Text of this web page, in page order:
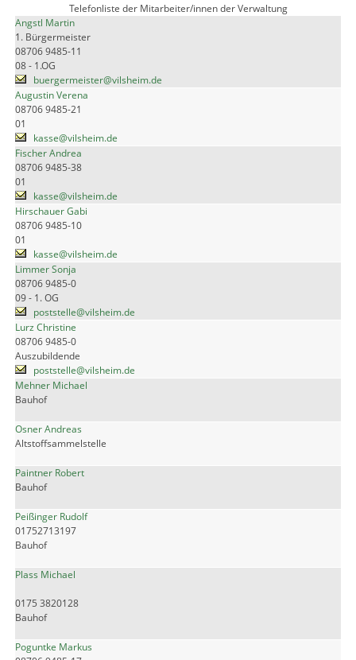
Telefonliste der Mitarbeiter/innen der Verwaltung
Angstl Martin
1. Bürgermeister
08706 9485-11
08 - 1.OG
buergermeister@vilsheim.de
Augustin Verena
08706 9485-21
01
kasse@vilsheim.de
Fischer Andrea
08706 9485-38
01
kasse@vilsheim.de
Hirschauer Gabi
08706 9485-10
01
kasse@vilsheim.de
Limmer Sonja
08706 9485-0
09 - 1. OG
poststelle@vilsheim.de
Lurz Christine
08706 9485-0
Auszubildende
poststelle@vilsheim.de
Mehner Michael
Bauhof
Osner Andreas
Altstoffsammelstelle
Paintner Robert
Bauhof
Peißinger Rudolf
01752713197
Bauhof
Plass Michael
0175 3820128
Bauhof
Poguntke Markus